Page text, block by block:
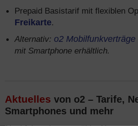
Prepaid Basistarif mit flexiblen
Freikarte.
Alternativ: o2 Mobilfunkverträge
mit Smartphone erhältlich.
Aktuelles von o2 – Tarife,
Smartphones und mehr